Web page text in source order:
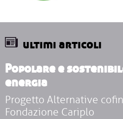
ultimi articoli
Popolare e
energia
Progetto Alternative
Fondazione Cariplo